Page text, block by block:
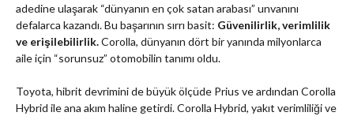
adedine ulaşarak “dünyanın en çok satan arabası” unvanını
defalarca kazandı. Bu başarının sırrı basit: Güvenilirlik, verimlilik
ve erişilebilirlik.Corolla, dünyanın dört bir yanında milyonlarca
aile için “sorunsuz” otomobilin tanımı oldu.
Toyota, hibrit devrimini de büyük ölçüde Prius ve ardından Corolla
Hybrid ile ana akım haline getirdi. Corolla Hybrid, yakıt verimliliği ve